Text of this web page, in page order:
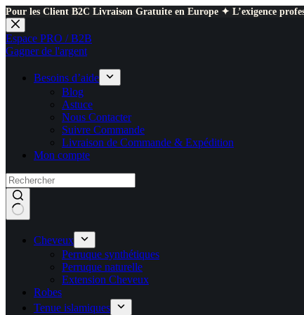
Pour les Client B2C Livraison Gratuite en Europe ✦ L’exigence
Passer
au
contenu
Espace PRO / B2B
Gagner de l'argent
Besoins d’aide
Blog
Astuce
Nous Contacter
Suivre Commande
Livraison de Commande & Expédition
Mon compte
Cheveux
Perruque synthétiques
Perruque naturelle
Extension Cheveux
Robes
Tenue islamiques